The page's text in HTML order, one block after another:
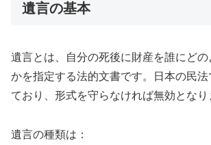
遺言の基本
遺言とは、自分の死後に財産を誰にど
かを指定する法的文書です。日本の民
ており、形式を守らなければ無効となり
遺言の種類は：